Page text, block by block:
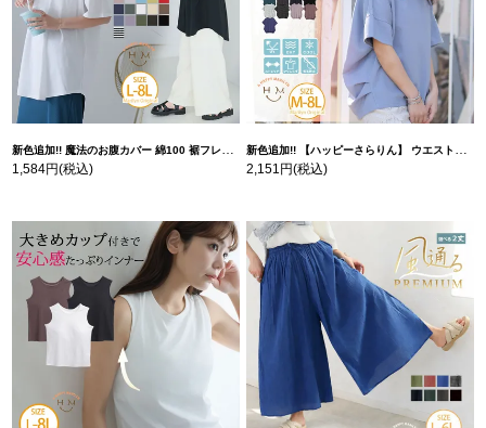
新色追加!! 魔法のお腹カバー 綿100 裾フレア Tシャツ | 大きいサイズの通販ならハッピーマリリン
1,584円(税込)
新色追加!! 【ハッピーさらりん】 ウエストタック入り スッキリ魅せ コクーントップス | 大きいサイズの通販ならハッピーマリリン
2,151円(税込)